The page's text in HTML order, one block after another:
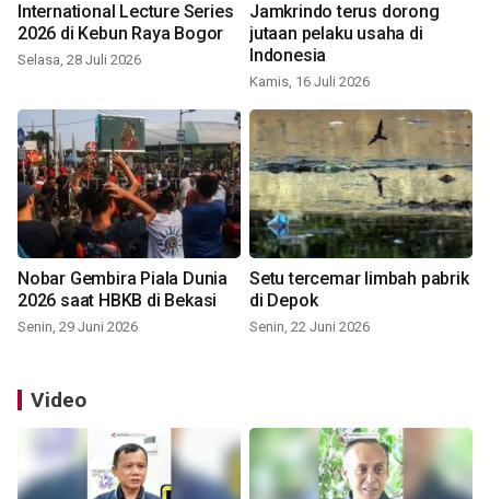
International Lecture Series
2026 di Kebun Raya Bogor
Selasa, 28 Juli 2026
Jamkrindo terus dorong
jutaan pelaku usaha di
Indonesia
Kamis, 16 Juli 2026
Nobar Gembira Piala Dunia
2026 saat HBKB di Bekasi
Senin, 29 Juni 2026
Setu tercemar limbah pabrik
di Depok
Senin, 22 Juni 2026
Video